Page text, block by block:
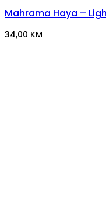
Mahrama Haya –
34,00 KM